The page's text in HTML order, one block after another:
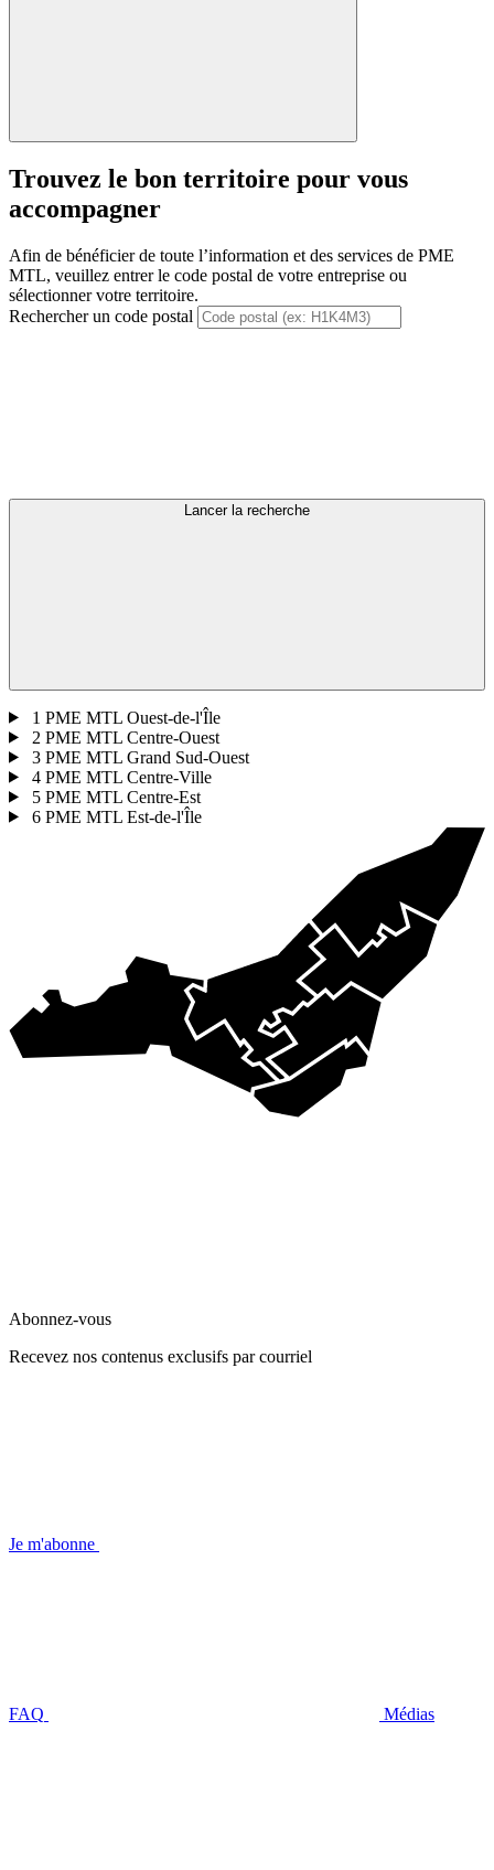
Trouvez le bon territoire pour vous
accompagner
Afin de bénéficier de toute l’information et des services de PME
MTL, veuillez entrer le code postal de votre entreprise ou
sélectionner votre territoire.
Rechercher un code postal
Lancer la recherche
1 PME MTL Ouest-de-l'Île
2 PME MTL Centre-Ouest
3 PME MTL Grand Sud-Ouest
4 PME MTL Centre-Ville
5 PME MTL Centre-Est
6 PME MTL Est-de-l'Île
Abonnez-vous
Recevez nos contenus exclusifs par courriel
Je m'abonne
FAQ Médias